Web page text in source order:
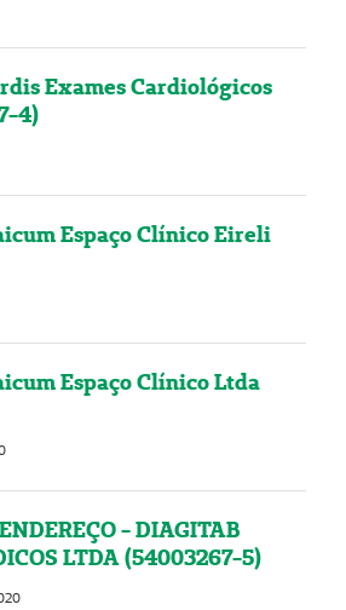
Exames Cardiológicos
4)
Espaço Clínico Eireli
Espaço Clínico Ltda
- DIAGITAB
LTDA (54003267-5)